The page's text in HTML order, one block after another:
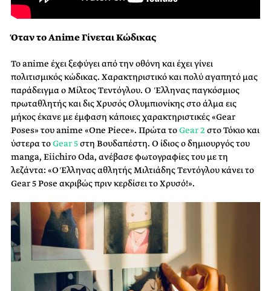
Όταν το Anime Γίνεται Κώδικας
Το anime έχει ξεφύγει από την οθόνη και έχει γίνει
πολιτισμικός κώδικας. Χαρακτηριστικό και πολύ αγαπητό μας
παράδειγμα ο Μίλτος Τεντόγλου. Ο Έλληνας παγκόσμιος
πρωταθλητής και δις Χρυσός Ολυμπιονίκης στο άλμα εις
μήκος έκανε με έμφαση κάποιες χαρακτηριστικές «Gear
Poses» του anime «One Piece». Πρώτα τοGear 2 στο Τόκιο και
ύστερα τοGear 5στη Βουδαπέστη. Ο ίδιος ο δημιουργός του
manga, Eiichiro Oda, ανέβασε φωτογραφίες του με τη
λεζάντα: «Ο Έλληνας αθλητής Μιλτιάδης Τεντόγλου κάνει το
Gear 5 Pose ακριβώς πριν κερδίσει το Χρυσό!».